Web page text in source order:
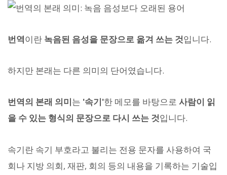
번역이란 녹음된 음성을 문장으로 옮겨 쓰는 것입니다.
하지만 본래는 다른 의미의 단어였습니다.
번역의 본래 의미는 '속기'한 메모를 바탕으로 사람이 읽
을 수 있는 형식의 문장으로 다시 쓰는 것입니다.
속기란 속기 부호라고 불리는 전용 문자를 사용하여 국
회나 지방 의회, 재판, 회의 등의 내용을 기록하는 기술입